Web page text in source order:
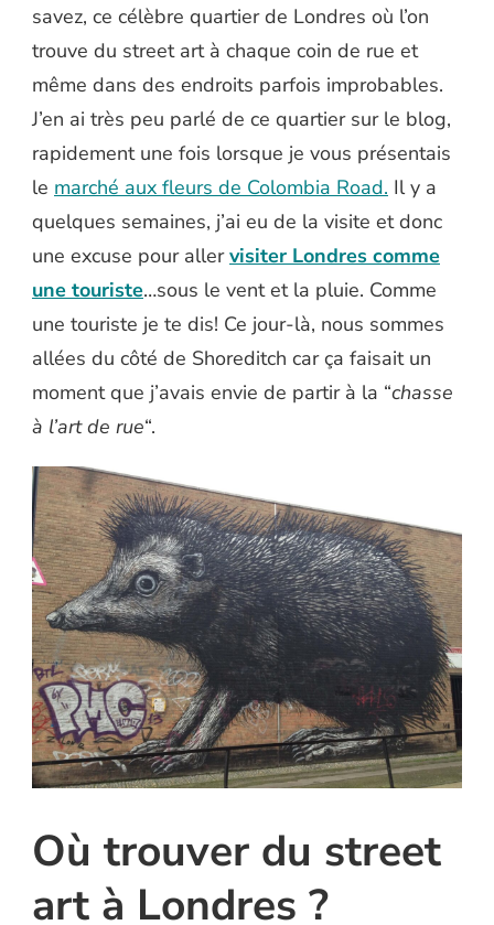
savez, ce célèbre quartier de Londres où l’on
trouve du street art à chaque coin de rue et
même dans des endroits parfois improbables.
J’en ai très peu parlé de ce quartier sur le blog,
rapidement une fois lorsque je vous présentais
le marché aux fleurs de Colombia Road. Il y a
quelques semaines, j’ai eu de la visite et donc
une excuse pour allervisiter Londres comme
une touriste…sous le vent et la pluie. Comme
une touriste je te dis! Ce jour-là, nous sommes
allées du côté de Shoreditch car ça faisait un
moment que j’avais envie de partir à la “chasse
à l’art de rue“.
Où trouver du street
art à Londres ?